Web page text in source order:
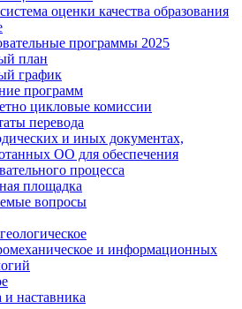
оценки качества образования
программы 2025
план
график
программ
цикловые комиссии
перевода
и иных документах,
ОО для обеспечения
процесса
площадка
вопросы
и информационных
и наставника